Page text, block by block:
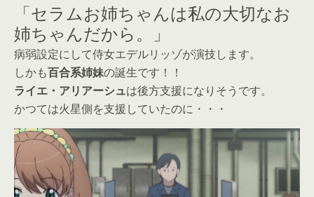
「セラムお姉ちゃんは私の大切なお
姉ちゃんだから。」
病弱設定にして侍女エデルリッゾが演技します。
しかも百合系姉妹の誕生です！！
ライエ・アリアーシュは後方支援になりそうです。
かつては火星側を支援していたのに・・・